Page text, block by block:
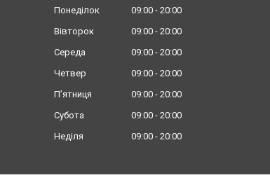
Понеділок 09:00
20:00
Вівторок
09:00
20:00
Середа
09:00
20:00
Четвер
09:00
20:00
Пʼятниця
09:00
20:00
Субота
09:00
20:00
Неділя
09:00 20:00